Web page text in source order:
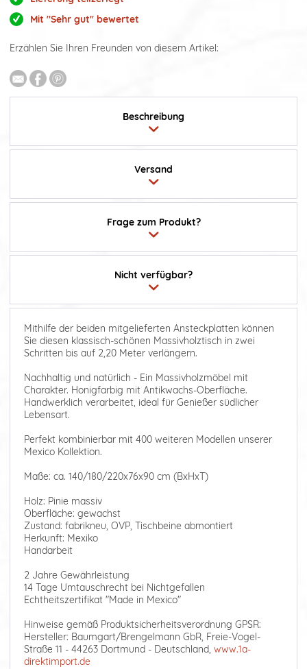
Mit "Sehr gut" bewertet
Erzählen Sie Ihren Freunden von diesem Artikel:
Beschreibung
Frage zum Produkt?
Versand
Nicht verfügbar?
Mithilfe der beiden mitgelieferten Ansteckplatten können
Sie diesen klassisch-schönen Massivholztisch in zwei
Schritten bis auf 2,20 Meter verlängern.
Nachhaltig und natürlich - Ein Massivholzmöbel mit
Charakter. Honigfarbig mit Antikwachs-Oberfläche.
Handwerklich verarbeitet, ideal für Genießer südlicher
Lebensart.
Perfekt kombinierbar mit 400 weiteren Modellen unserer
Mexico Kollektion.
Maße: ca. 140/180/220x76x90 cm (BxHxT)
Holz: Pinie massiv
Oberfläche: gewachst
Zustand: fabrikneu, OVP, Tischbeine abmontiert
Herkunft: Mexiko
Handarbeit
2 Jahre Gewährleistung
14 Tage Umtauschrecht bei Nichtgefallen
Echtheitszertifikat "Made in Mexico"
Hinweise gemäß Produktsicherheitsverordnung GPSR:
Hersteller: Baumgart/Brengelmann GbR, Freie-Vogel-
Straße 11 - 44263 Dortmund - Deutschland, www.1a-
direktimport.de